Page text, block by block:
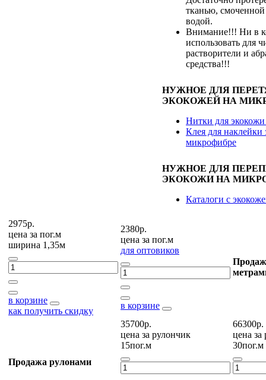
тканью,
водой.
Внимание!!! Ни в
использовать для
растворители и
средства!!!
НУЖНОЕ ДЛЯ
ЭКОКОЖЕЙ НА
Нитки для
Клея для наклейки
микрофибре
НУЖНОЕ ДЛЯ
ЭКОКОЖИ НА
Каталоги с
2975р.
цена за пог.м
ширина 1,35м
в корзине
как получить скидку
2380р.
цена за пог.м
для оптовиков
в корзине
Продажа рулонами
35700р.
цена за рулончик
15пог.м
66300р.
цена за
30пог.м